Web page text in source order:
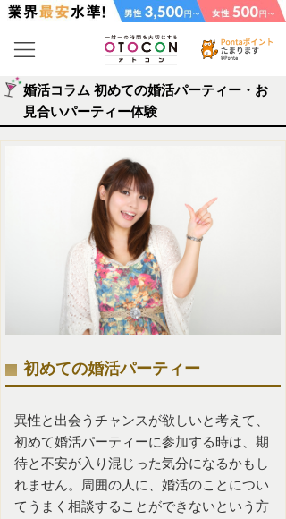
婚活コラム 初めての婚活パーティー・お
見合いパーティー体験
初めての婚活パーティー
異性と出会うチャンスが欲しいと考えて、
初めて婚活パーティーに参加する時は、期
待と不安が入り混じった気分になるかもし
れません。周囲の人に、 婚活のことについ
てうまく相談することができないという方